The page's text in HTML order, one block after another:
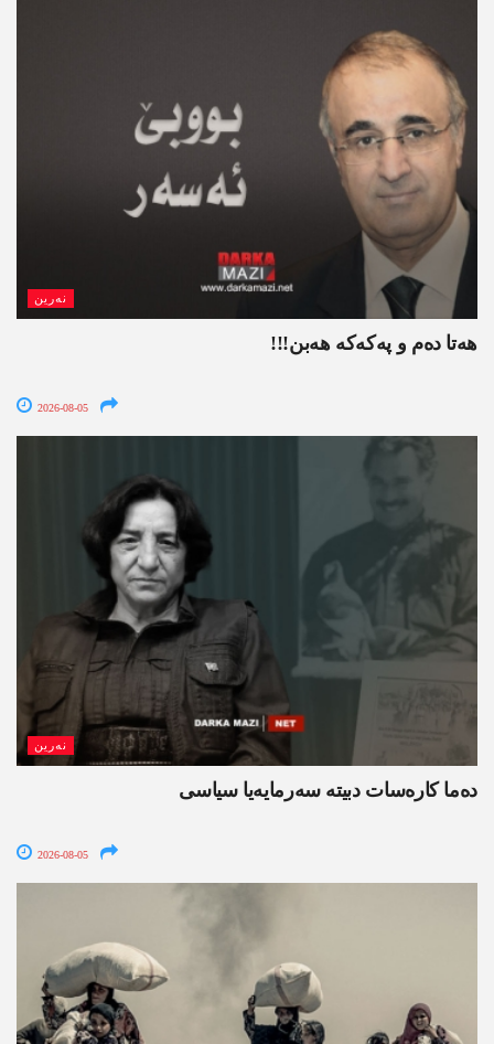
نەرین
ھەتا دەم و پەکەکە ھەبن!!!
2026-08-05
نەرین
ده‌ما کاره‌سات دبیتە سه‌رمایه‌یا سیاسی
2026-08-05